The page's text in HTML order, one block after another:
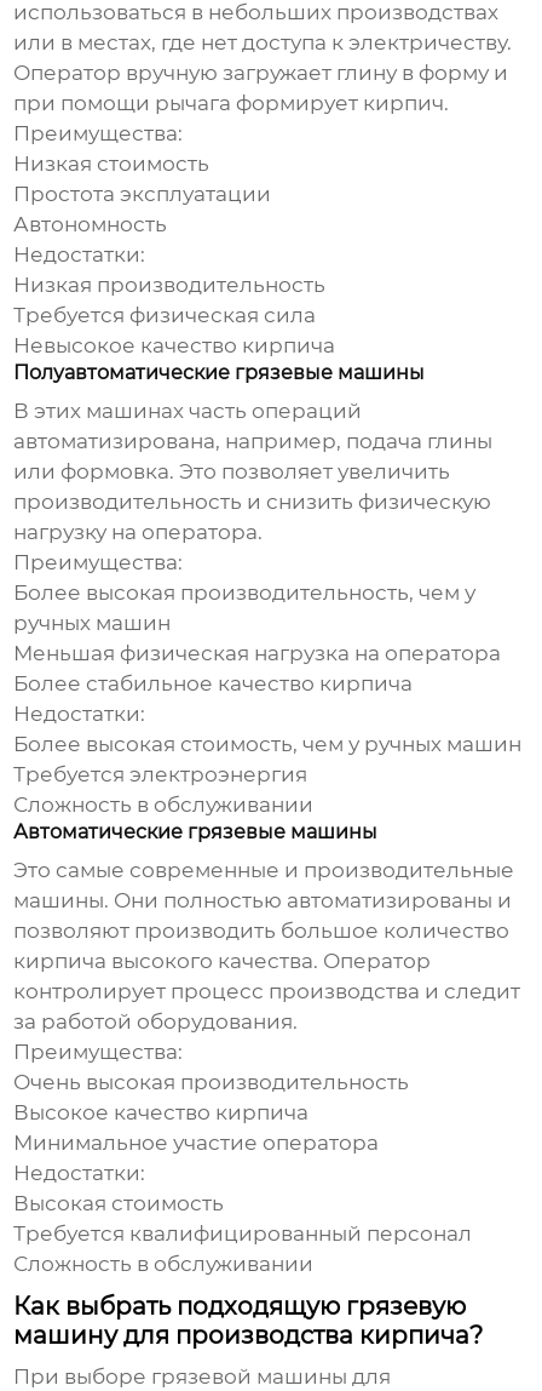
использоваться в небольших производствах
или в местах, где нет доступа к электричеству.
Оператор вручную загружает глину в форму и
при помощи рычага формирует кирпич.
Преимущества:
Низкая стоимость
Простота эксплуатации
Автономность
Недостатки:
Низкая производительность
Требуется физическая сила
Невысокое качество кирпича
Полуавтоматические грязевые машины
В этих машинах часть операций
автоматизирована, например, подача глины
или формовка. Это позволяет увеличить
производительность и снизить физическую
нагрузку на оператора.
Преимущества:
Более высокая производительность, чем у
ручных машин
Меньшая физическая нагрузка на оператора
Более стабильное качество кирпича
Недостатки:
Более высокая стоимость, чем у ручных машин
Требуется электроэнергия
Сложность в обслуживании
Автоматические грязевые машины
Это самые современные и производительные
машины. Они полностью автоматизированы и
позволяют производить большое количество
кирпича высокого качества. Оператор
контролирует процесс производства и следит
за работой оборудования.
Преимущества:
Очень высокая производительность
Высокое качество кирпича
Минимальное участие оператора
Недостатки:
Высокая стоимость
Требуется квалифицированный персонал
Сложность в обслуживании
Как выбрать подходящую грязевую
машину для производства кирпича?
При выборе грязевой машины для